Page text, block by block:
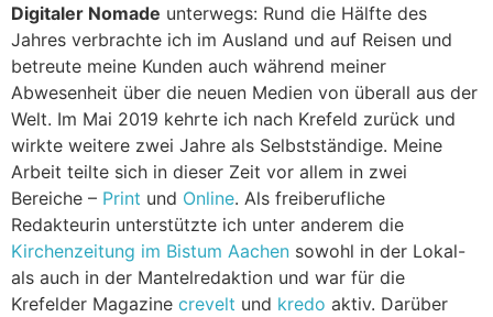
Digitaler Nomade unterwegs: Rund die Hälfte des
Jahres verbrachte ich im Ausland und auf Reisen und
betreute meine Kunden auch während meiner
Abwesenheit über die neuen Medien von überall aus der
Welt. Im Mai 2019 kehrte ich nach Krefeld zurück und
wirkte weitere zwei Jahre als Selbstständige. Meine
Arbeit teilte sich in dieser Zeit vor allem in zwei
Bereiche – Print und Online. Als freiberufliche
Redakteurin unterstützte ich unter anderem die
Kirchenzeitung im Bistum Aachen sowohl in der Lokal-
als auch in der Mantelredaktion und war für die
Krefelder Magazine crevelt und kredo aktiv. Darüber